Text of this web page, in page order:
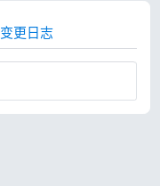
变更日志